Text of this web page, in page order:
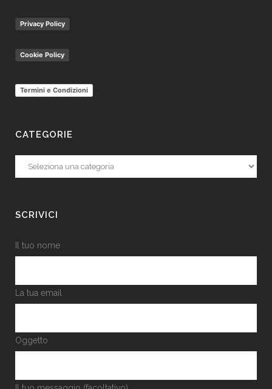
Privacy Policy
Cookie Policy
Termini e Condizioni
CATEGORIE
Categorie
SCRIVICI
Il tuo nome
La tua email
Oggetto